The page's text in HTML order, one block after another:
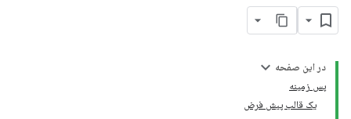
در این صفحه
پس زمینه
یک قالب پیش فرض